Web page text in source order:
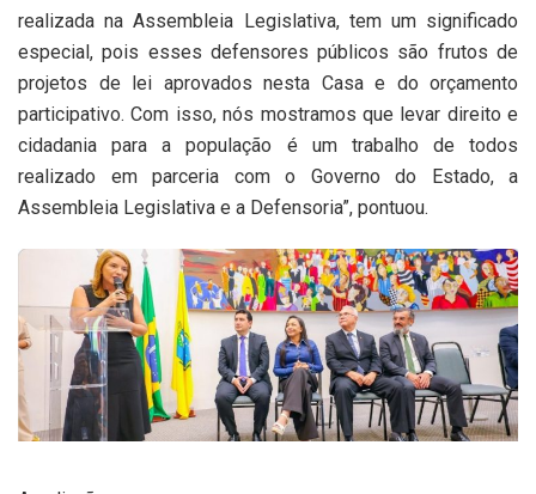
realizada na Assembleia Legislativa, tem um significado
especial, pois esses defensores públicos são frutos de
projetos de lei aprovados nesta Casa e do orçamento
participativo. Com isso, nós mostramos que levar direito e
cidadania para a população é um trabalho de todos
realizado em parceria com o Governo do Estado, a
Assembleia Legislativa e a Defensoria”, pontuou.